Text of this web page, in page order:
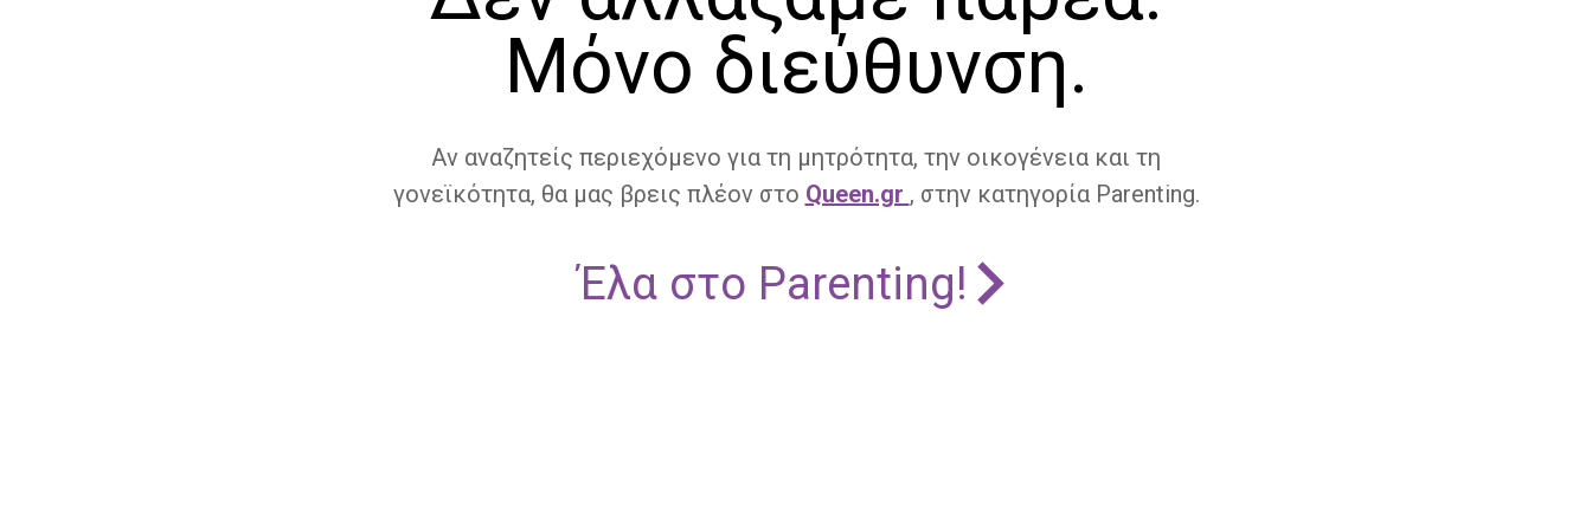
Μόνο διεύθυνση.
Αν αναζητείς περιεχόμενο για τη μητρότητα, την οικογένεια και τη
γονεϊκότητα, θα μας βρεις πλέον στο Queen.gr , στην κατηγορία Parenting.
Έλα στο Parenting!